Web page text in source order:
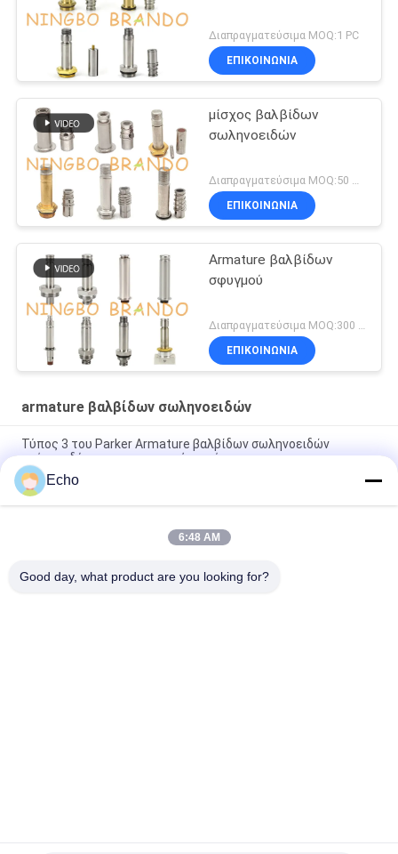
Διαπραγματεύσιμα MOQ:1 PC
ΕΠΙΚΟΙΝΩΝΙΑ
μίσχος βαλβίδων
σωληνοειδών
ΕΠΙΚΟΙΝΩΝΙΑ
Armature βαλβίδων
σφυγμού
ΕΠΙΚΟΙΝΩΝΙΑ
armature βαλβίδων σωληνοειδών
Τύπος 3 του Parker Armature βαλβίδων σωληνοειδών
τρόπων δύτης για τη μηχανή καφέ
Armature 18721 18724 βαλβίδων σωληνοειδών πενών Henny
17120 17121 29515 29547
2 Armature βαλβίδων σωληνοειδών τρόπων σωλήνας 2V025-
Echo
6:48 AM
Good day, what product are you looking for?